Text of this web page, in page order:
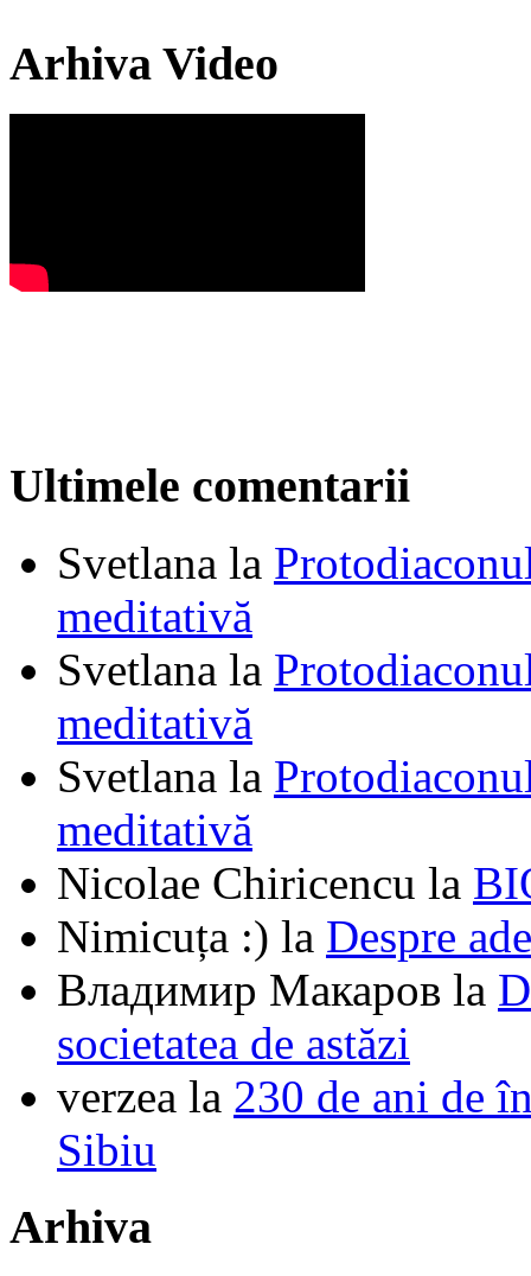
Arhiva Video
Ultimele comentarii
Svetlana la
meditativă
Svetlana la
meditativă
Svetlana la
meditativă
Nicolae Chiricencu la
Nimicuța :) la Despre
Владимир Макаров la
societatea de astăzi
verzea la 230 de ani de
Sibiu
Arhiva